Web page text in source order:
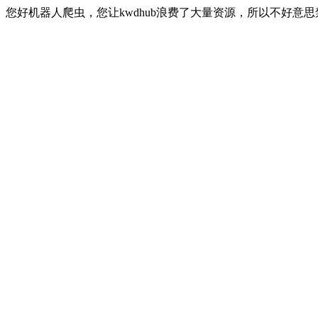
您好机器人爬虫，您让kwdhub浪费了大量资源，所以不好意思